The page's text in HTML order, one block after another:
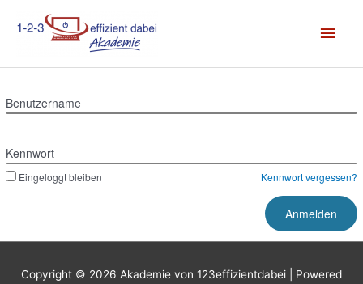
Inhalt
Benutzername
Kennwort
Eingeloggt bleiben Kennwort vergessen?
Copyright © 2026 Akademie von 123effizientdabei | Powered